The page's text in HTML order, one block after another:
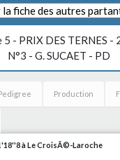
5 - PRIX DES TERNES -
N°3 - G. SUCAET - PD
Production
à Le CroisÃ©-Laroche